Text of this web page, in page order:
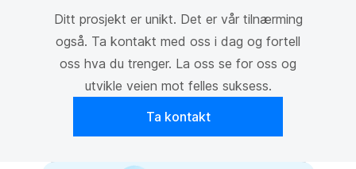
Ditt prosjekt er unikt. Det er vår tilnærming
også. Ta kontakt med oss i dag og fortell
oss hva du trenger. La oss se for oss og
utvikle veien mot felles suksess.
Ta kontakt